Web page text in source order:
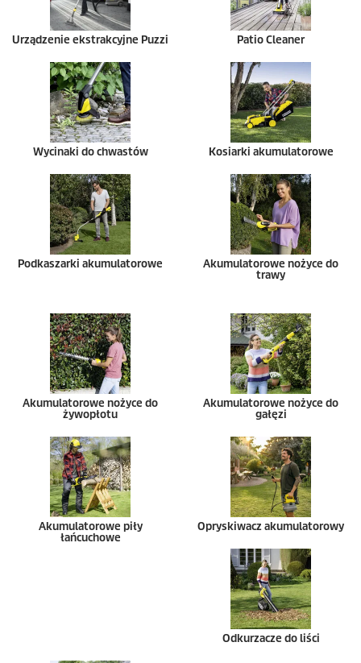
Urządzenie ekstrakcyjne Puzzi Patio Cleaner
Wycinaki do chwastów Kosiarki akumulatorowe
Podkaszarki akumulatorowe
Akumulatorowe nożyce do
trawy
Akumulatorowe nożyce do
żywopłotu
Akumulatorowe nożyce do
gałęzi
Akumulatorowe piły
łańcuchowe
Opryskiwacz akumulatorowy
Odkurzacze do liści